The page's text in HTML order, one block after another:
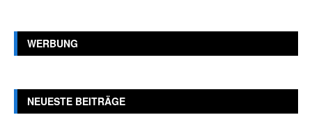
WERBUNG
NEUESTE BEITRÄGE